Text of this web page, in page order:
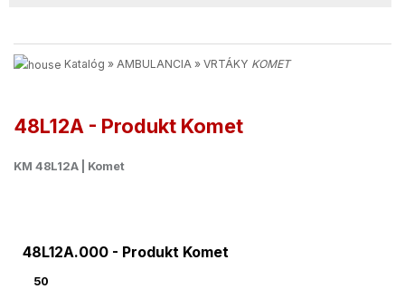
Katalóg » AMBULANCIA » VRTÁKY KOMET
48L12A - Produkt Komet
KM 48L12A | Komet
48L12A.000 - Produkt Komet
50